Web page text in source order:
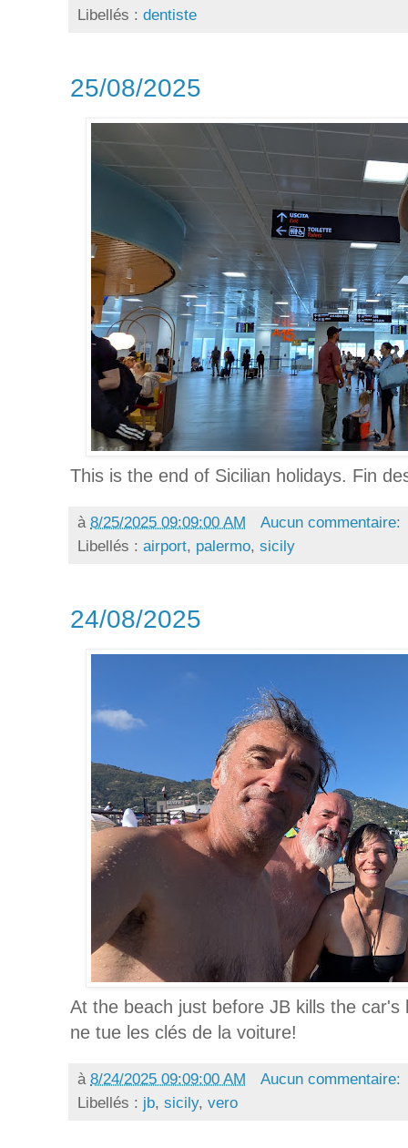
Libellés : dentiste
25/08/2025
This is the end of Sicilian holidays. Fin
à 8/25/2025 09:09:00 AM
Aucun commentaire:
Libellés : airport, palermo, sicily
24/08/2025
At the beach just before JB kills the
ne tue les clés de la voiture!
à 8/24/2025 09:09:00 AM
Aucun commentaire:
Libellés : jb, sicily, vero